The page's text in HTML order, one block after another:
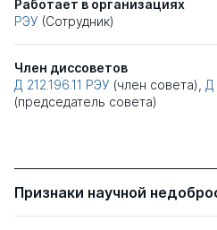
Работает в организациях
РЭУ (Сотрудник)
Член диссоветов
Д 212.196.11 РЭУ (член совета), Д
(председатель совета)
Признаки научной